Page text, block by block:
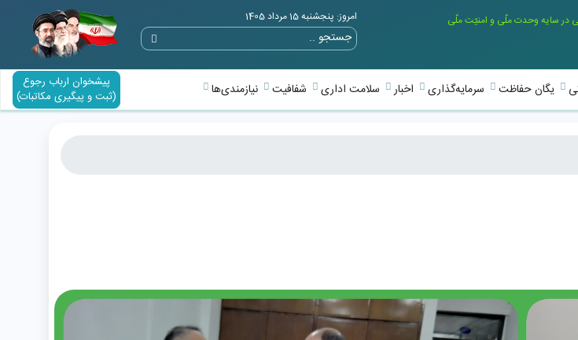
در سایه وحدت ملّی و امنیّت ملّی امروز: پنجشنبه 15 مرداد 1405
پیشخوان ارباب رجوع
(ثبت و پیگیری مکاتبات)
یگان حفاظت سرمایه‌گذاری اخبار سلامت اداری شفافیت نیازمندی‌ها